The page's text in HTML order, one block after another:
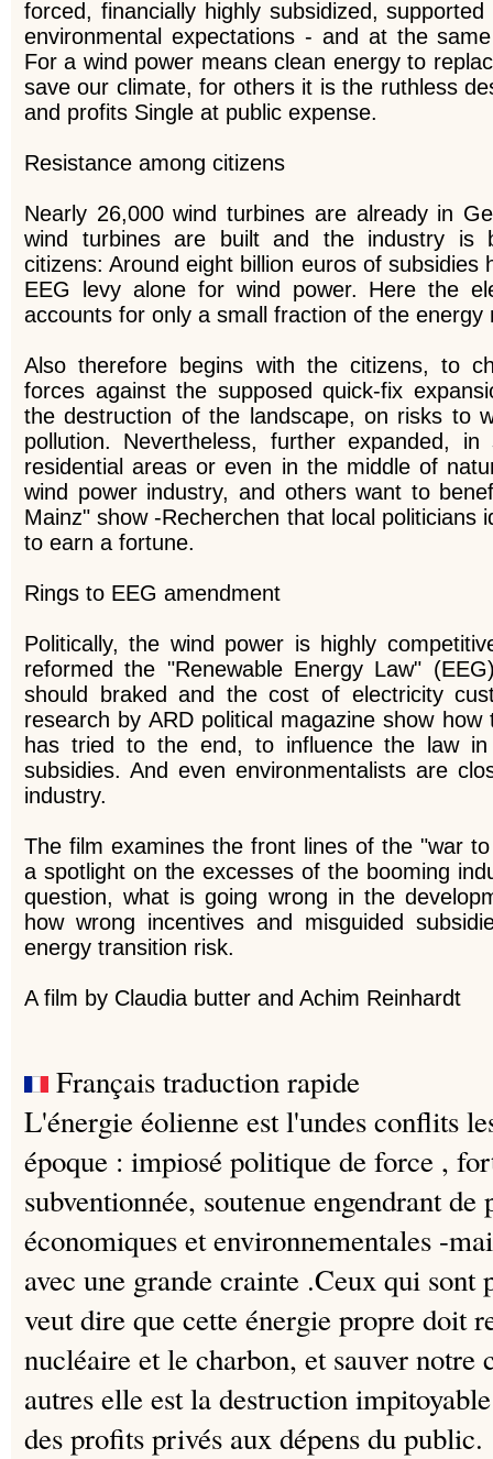
forced, financially highly subsidized,
environmental expectations - and at the
For a wind power means clean energy to
save our climate, for others it is the ruthless
and profits Single at public expense.
Resistance among citizens
Nearly 26,000 wind turbines are already in
wind turbines are built and the industry is
citizens: Around eight billion euros of
EEG levy alone for wind power. Here the
accounts for only a small fraction of the energy
Also therefore begins with the citizens, to
forces against the supposed quick-fix
the destruction of the landscape, on risks to
pollution. Nevertheless, further expanded,
residential areas or even in the middle of
wind power industry, and others want to
Mainz" show -Recherchen that local politicians
to earn a fortune.
Rings to EEG amendment
Politically, the wind power is highly
reformed the "Renewable Energy Law"
should braked and the cost of electricity
research by ARD political magazine show
has tried to the end, to influence the law
subsidies. And even environmentalists are
industry.
The film examines the front lines of the "war
a spotlight on the excesses of the booming
question, what is going wrong in the
how wrong incentives and misguided
energy transition risk.
A film by Claudia butter and Achim Reinhardt
Français traduction rapide
L'énergie éolienne est l'undes conflits
époque : impiosé politique de force ,
subventionnée, soutenue engendrant de
économiques et environnementales -
avec une grande crainte .Ceux qui sont
veut dire que cette énergie propre doit
nucléaire et le charbon, et sauver notre
autres elle est la destruction
des profits privés aux dépens du public.